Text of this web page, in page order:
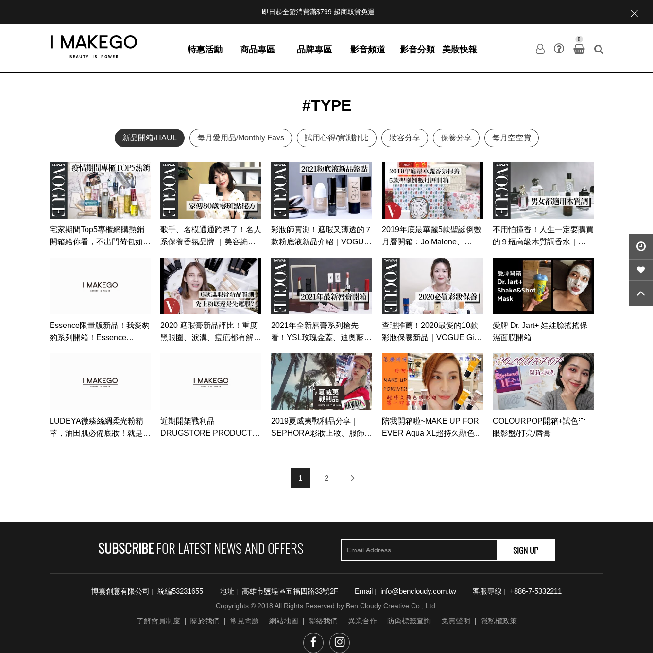
即日起全館消費滿$799 超商取貨免運
0
特惠活動 商品專區 品牌專區 影音頻道 影音分類 美妝快報
#TYPE
新品開箱/HAUL 每月愛用品/Monthly Favs 試用心得/實測評比 妝容分享 保養分享 每月空空賞
宅家期間Top5專櫃網購熱銷
開箱給你看，不出門荷包如何
歌手、名模通通跨界了！名人
系保養香氛品牌 ｜美容編輯
彩妝師實測！遮瑕又薄透的７
款粉底液新品介紹｜VOGUE
2019年底最華麗5款聖誕倒數
月曆開箱：Jo Malone、
Paul&Joe、Apivita、Chanel
｜美容編輯隨你問 #58｜
Vogue Taiwan
不用怕撞香！人生一定要購買
的９瓶高級木質調香水｜
Essence限量版新品！我愛豹
豹系列開箱！Essence
2020 遮瑕膏新品評比！重度
黑眼圈、淚溝、痘疤都有解｜
2021年全新唇膏系列搶先
看！YSL玫瑰金蓋、迪奧藍星
VOGUE Girl 來開箱
查理推薦！2020最愛的10款
彩妝保養新品｜VOGUE Girl
愛牌 Dr. Jart+ 娃娃臉搖搖保
濕面膜開箱
LUDEYA微臻絲綢柔光粉精
萃，油田肌必備底妝！就是要
近期開架戰利品
DRUGSTORE PRODUCTS
2019夏威夷戰利品分享｜
SEPHORA彩妝上妝、服飾、
陪我開箱啦~MAKE UP FOR
EVER Aqua XL超持久顯色眼
COLOURPOP開箱+試色💙
眼影盤/打亮/唇膏
1 2
SUBSCRIBE FOR LATEST NEWS AND OFFERS SIGN UP
博雲創意有限公司 統編53231655 地址 高雄市鹽埕區五福四路33號2F Email info@bencloudy.com.tw 客服專線 +886-7-5332211
Copyrights © 2018 All Rights Reserved by Ben Cloudy Creative Co., Ltd.
了解會員制度 關於我們 常見問題 網站地圖 聯絡我們 異業合作 防偽標籤查詢 免責聲明 隱私權政策